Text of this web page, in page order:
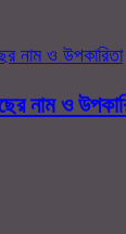
নাম ও